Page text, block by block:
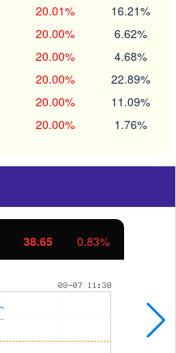
20.01% 16.21%
20.00% 6.62%
20.00% 4.68%
20.00% 22.89%
20.00% 11.09%
20.00% 1.76%
6.84 0.61%